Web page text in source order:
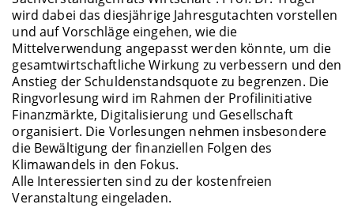
wird dabei das diesjährige Jahresgutachten vorstellen
und auf Vorschläge eingehen, wie die
Mittelverwendung angepasst werden könnte, um die
gesamtwirtschaftliche Wirkung zu verbessern und den
Anstieg der Schuldenstandsquote zu begrenzen. Die
Ringvorlesung wird im Rahmen der Profilinitiative
Finanzmärkte, Digitalisierung und Gesellschaft
organisiert. Die Vorlesungen nehmen insbesondere
die Bewältigung der finanziellen Folgen des
Klimawandels in den Fokus.
Alle Interessierten sind zu der kostenfreien
Veranstaltung eingeladen.